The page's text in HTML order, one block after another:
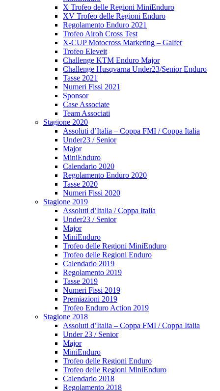
X Trofeo delle Regioni MiniEnduro
XV Trofeo delle Regioni Enduro
Regolamento Enduro 2021
Trofeo Airoh Cross Test
X-CUP Motocross Marketing – Galfer
Trofeo Eleveit
Challenge KTM Enduro Major
Challenge Husqvarna Under23/Senior Enduro
Tasse 2021
Numeri Fissi 2021
Sponsor
Case Associate
Team Associati
Stagione 2020
Assoluti d’Italia – Coppa FMI / Coppa Italia
Under23 / Senior
Major
MiniEnduro
Calendario 2020
Regolamento Enduro 2020
Tasse 2020
Numeri Fissi 2020
Stagione 2019
Assoluti d’Italia / Coppa Italia
Under23 / Senior
Major
MiniEnduro
Trofeo delle Regioni MiniEnduro
Trofeo delle Regioni Enduro
Calendario 2019
Regolamento 2019
Tasse 2019
Numeri Fissi 2019
Premiazioni 2019
Trofeo Enduro Action 2019
Stagione 2018
Assoluti d’Italia – Coppa FMI / Coppa Italia
Under 23 / Senior
Major
MiniEnduro
Trofeo delle Regioni Enduro
Trofeo delle Regioni MiniEnduro
Calendario 2018
Regolamento 2018